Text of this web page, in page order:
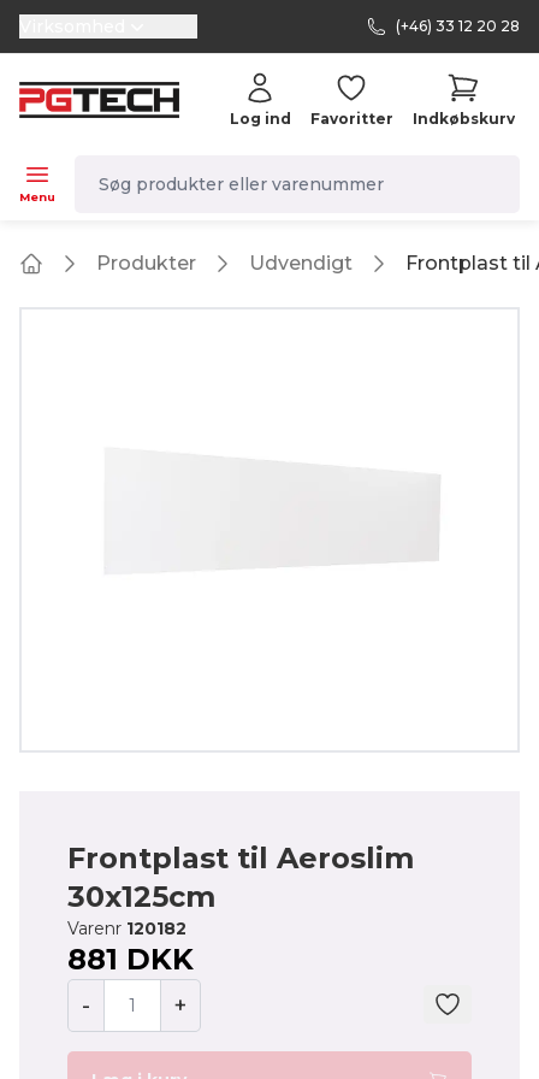
selector.vat
(+46) 33 12 20 28
Menu
Log ind Favoritter Indkøbskurv
Produkter Udvendigt Frontplast til
Frontplast til Aeroslim
30x125cm
Varenr 120182
881 DKK
- +